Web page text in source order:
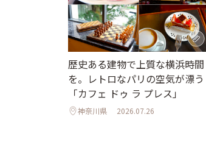
歴史ある建物で上質な横浜時間
を。レトロなパリの空気が漂う
「カフェ ドゥ ラ プレス」
神奈川県 2026.07.26